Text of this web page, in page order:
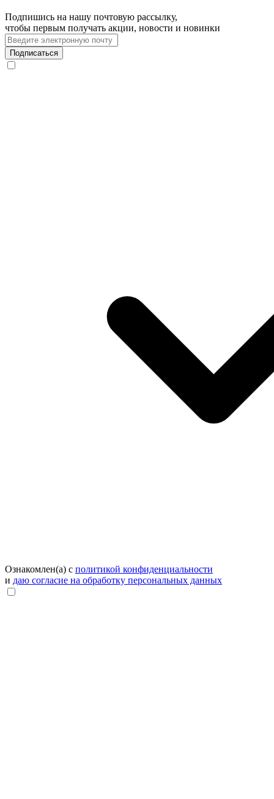
Подпишись на нашу почтовую рассылку,
чтобы первым получать акции, новости и новинки
Подписаться
Ознакомлен(а) с политикой конфиденциальности
и даю согласие на обработку персональных данных